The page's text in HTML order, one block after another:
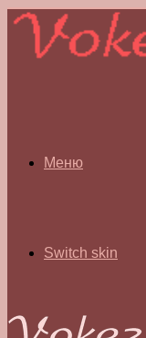
Меню
Switch skin